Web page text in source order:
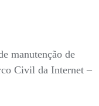
manutenção de
Civil da Internet –